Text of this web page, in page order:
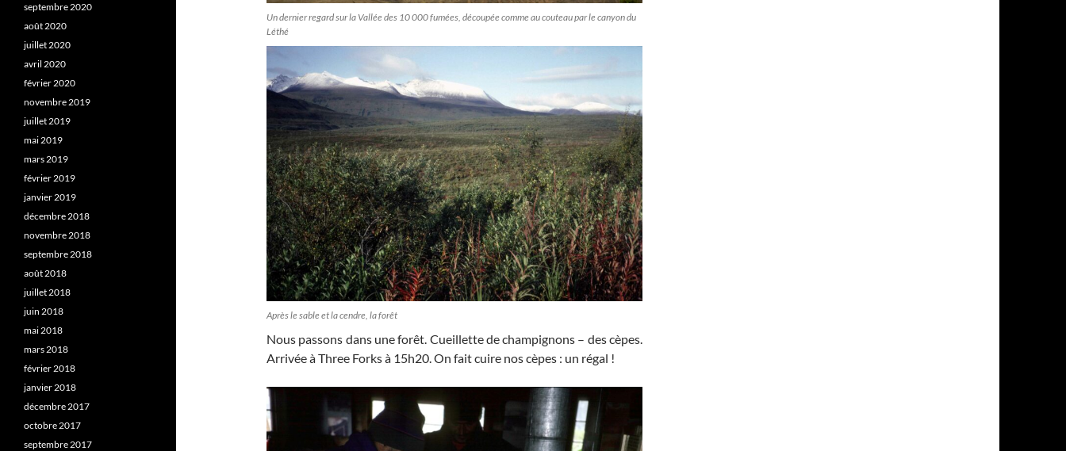
Un dernier regard sur la Vallée des 10 000 fumées, découpée comme au couteau par le canyon du
Léthé
Après le sable et la cendre, la forêt
Nous passons dans une forêt. Cueillette de champignons – des cèpes.
Arrivée à Three Forks à 15h20. On fait cuire nos cèpes : un régal !
septembre 2020
août 2020
juillet 2020
avril 2020
février 2020
novembre 2019
juillet 2019
mai 2019
mars 2019
février 2019
janvier 2019
décembre 2018
novembre 2018
septembre 2018
août 2018
juillet 2018
juin 2018
mai 2018
mars 2018
février 2018
janvier 2018
décembre 2017
octobre 2017
septembre 2017